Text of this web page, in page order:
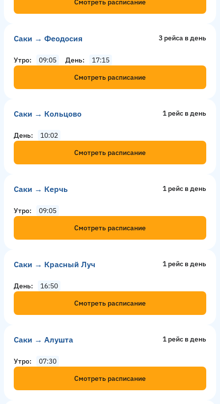
Смотреть расписание
Саки → Феодосия 3 рейсa в день
Утро 09:05 День
17:15
Смотреть расписание
Саки → Кольцово 1 рейс в день
День
10:02
Смотреть расписание
Саки → Керчь 1 рейс в день
Утро
09:05
Смотреть расписание
Саки → Красный Луч 1 рейс в день
День
16:50
Смотреть расписание
Саки → Алушта 1 рейс в день
Утро
07:30
Смотреть расписание